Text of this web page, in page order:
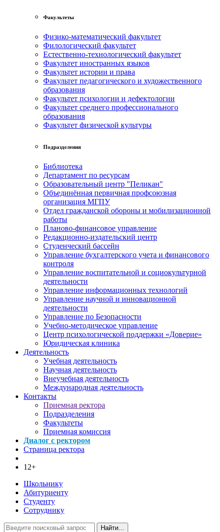
Факультеты
Физико-математический факультет
Филологический факультет
Естественно-технологический факультет
Факультет иностранных языков
Факультет истории и права
Факультет педагогического и художественного
образования
Факультет психологии и дефектологии
Факультет среднего профессионального
образования
Факультет физической культуры
Подразделения
Библиотека
Департамент по ресурсам
Образовательный центр "Пеликан"
Объединённая первичная профсоюзная
организация МГПУ
Отдел гражданской обороны и мобилизационной
работы
Планово-финансовое управление
Редакционно-издательский центр
Студенческий бассейн
Управление бухгалтерского учета и финансового
контроля
Управление воспитательной и социокультурной
деятельности
Управление информационных технологий
Управление научной и инновационной
деятельности
Управление по Безопасности
Учебно-методическое управление
Центр психологической поддержки «Доверие»
Юридическая клиника
Деятельность
Учебная деятельность
Научная деятельность
Внеучебная деятельность
Международная деятельность
Контакты
Приемная ректора
Подразделения
Факультеты
Приемная комиссия
Диалог с ректором
Страница ректора
12+
Школьнику
Абитуриенту
Студенту
Сотруднику
Найти...